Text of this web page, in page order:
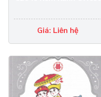
Giá: Liên hệ